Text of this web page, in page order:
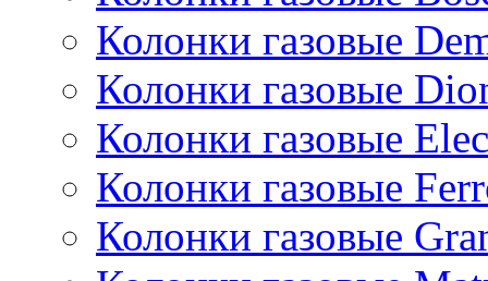
Колонки газовые
Колонки газовые
Колонки газовые
Колонки газовые
Колонки газовые